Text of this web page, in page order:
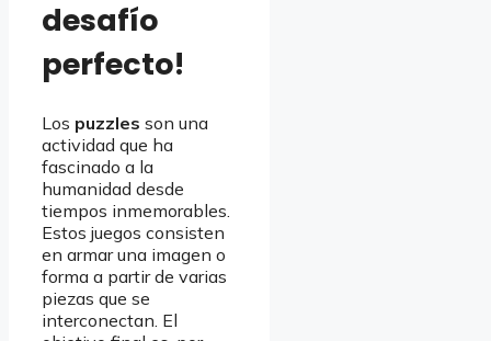
desafío
perfecto!
Los puzzles son una
actividad que ha
fascinado a la
humanidad desde
tiempos inmemorables.
Estos juegos consisten
en armar una imagen o
forma a partir de varias
piezas que se
interconectan. El